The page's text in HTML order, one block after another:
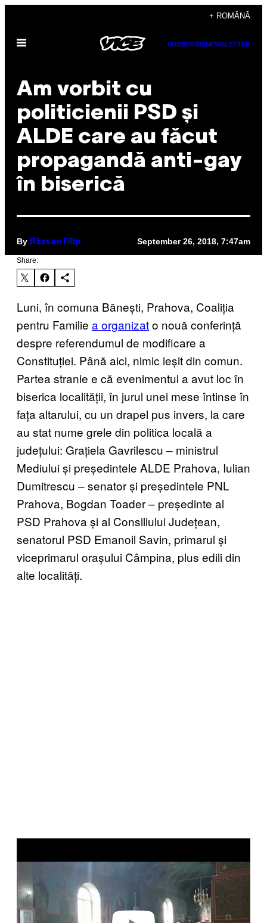
content
+ ROMÂNĂ
Open
SUBSCRIBENEWSLETTER
Am vorbit cu
politicienii PSD și
ALDE care au făcut
propagandă anti-gay
în biserică
By Răzvan Filip September 26, 2018, 7:47am
Share:
Luni, în comuna Bănești, Prahova, Coaliția
pentru Familie a organizato nouă conferință
despre referendumul de modificare a
Constituției. Până aici, nimic ieșit din comun.
Partea stranie e că evenimentul a avut loc în
biserica localității, în jurul unei mese întinse în
fața altarului, cu un drapel pus invers, la care
au stat nume grele din politica locală a
județului: Grațiela Gavrilescu – ministrul
Mediului și președintele ALDE Prahova, Iulian
Dumitrescu – senator și președintele PNL
Prahova, Bogdan Toader – președinte al
PSD Prahova și al Consiliului Județean,
senatorul PSD Emanoil Savin, primarul și
viceprimarul orașului Câmpina, plus edili din
alte localități.
a
e
o